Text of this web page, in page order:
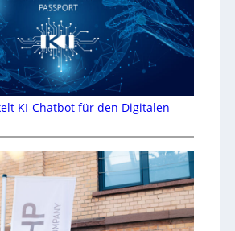
KI-Chatbot für den Digitalen